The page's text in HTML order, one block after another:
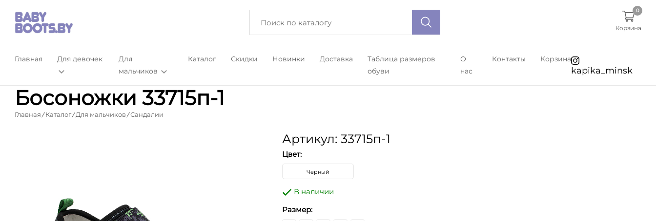
Корзина
0
Главная Для девочек
Для
мальчиков
Каталог Скидки Новинки Доставка
Таблица размеров
обуви
О
нас
Контакты Корзина
kapika_minsk
Босоножки 33715п-1
Главная Каталог Для мальчиков Сандалии
Артикул: 33715п-1
Цвет:
Черный
В наличии
Размер: